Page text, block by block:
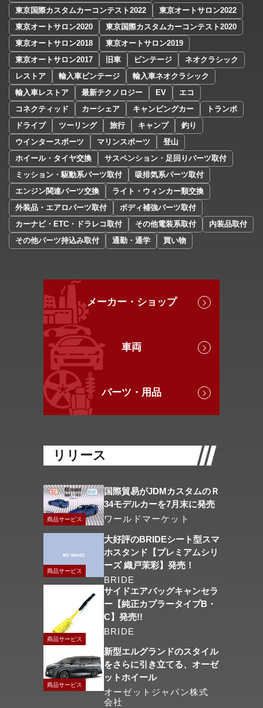
東京国際カスタムカーコンテスト2022
東京オートサロン2022
東京オートサロン2020
東京国際カスタムカーコンテスト2020
東京オートサロン2018
東京オートサロン2019
東京オートサロン2017
旧車 ビンテージ
ネオクラシック
レストア
輸入車ビンテージ
輸入車ネオクラシック
輸入車レストア
最新テクノロジー EV
エコ
コネクティッド
カーシェア キャンピングカー
トランポ
ドライブ
ツーリング 旅行 キャンプ
釣り
ウインタースポーツ
マリンスポーツ
登山
ホイール・タイヤ交換
サスペンション・足回りパーツ取付
ミッション・駆動系パーツ取付
吸排気系パーツ取付
エンジン関連パーツ交換
ライト・ウィンカー類交換
外装品・エアロパーツ取付
ボディ補強パーツ取付
カーナビ・ETC・ドラレコ取付
その他電装系取付
内装品取付
その他パーツ持込み取付
通勤・通学 買い物
メーカー・ショップ
車両
パーツ・用品
リリース
商品サービス
国際貿易がJDMカスタムのＲ
34モデルカーを7月末に発売
ワールドマーケット
商品サービス
大好評のBRIDEシート型スマ
ホスタンド【プレミアムシリ
ーズ 織戸茉彩】発売！
BRIDE
商品サービス
サイドエアバッグキャンセラ
ー【純正カプラータイプB・
C】発売!!
BRIDE
商品サービス
新型エルグランドのスタイル
をさらに引き立てる、オーゼ
ットホイール
オーゼットジャパン株式
会社